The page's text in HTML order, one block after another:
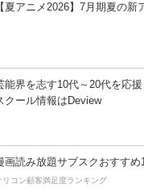
【夏アニメ2026】7月期夏の新
能界を志す10代～20代を応
クール情報はDeview
画読み放題サブスクおすすめ
リコン顧客満足度ランキング